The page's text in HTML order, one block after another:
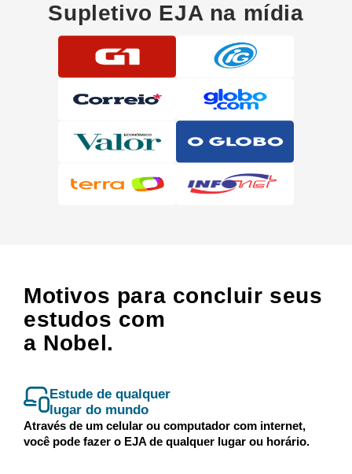
Supletivo EJA na mídia
Motivos para concluir seus
estudos com
a Nobel.
Estude de qualquer
lugar do mundo
Através de um celular ou computador com internet,
você pode fazer o EJA de qualquer lugar ou horário.